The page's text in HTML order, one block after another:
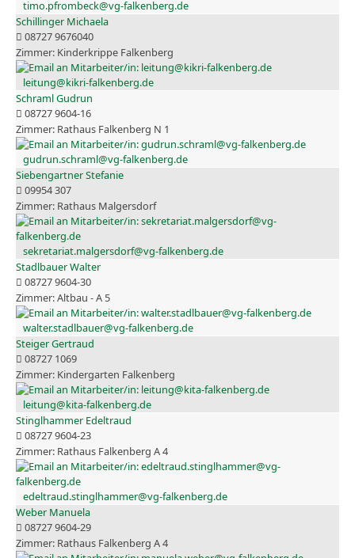
timo.pfrombeck@vg-falkenberg.de
Schillinger Michaela
08727 9676040
Kinderkrippe Falkenberg
leitung@kikri-falkenberg.de
Schraml Gudrun
08727 9604-16
Rathaus Falkenberg N 1
gudrun.schraml@vg-falkenberg.de
Siebengartner Stefanie
09954 307
Rathaus Malgersdorf
sekretariat.malgersdorf@vg-falkenberg.de
Stadlbauer Walter
08727 9604-30
Altbau - A 5
walter.stadlbauer@vg-falkenberg.de
Steiger Gertraud
08727 1069
Kindergarten Falkenberg
leitung@kita-falkenberg.de
Stinglhammer Edeltraud
08727 9604-23
Rathaus Falkenberg A 4
edeltraud.stinglhammer@vg-falkenberg.de
Weber Manuela
08727 9604-29
Rathaus Falkenberg A 4